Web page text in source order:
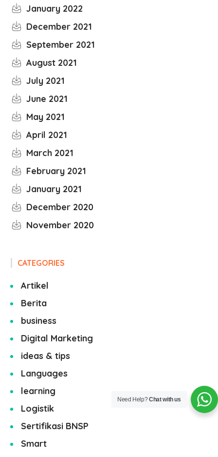
January 2022
December 2021
September 2021
August 2021
July 2021
June 2021
May 2021
April 2021
March 2021
February 2021
January 2021
December 2020
November 2020
CATEGORIES
Artikel
Berita
business
Digital Marketing
ideas & tips
Languages
learning
Logistik
Sertifikasi BNSP
Smart
Need Help?Chat with us